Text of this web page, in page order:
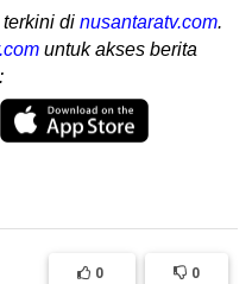
di nusantaratv.com.
untuk akses berita
0 0